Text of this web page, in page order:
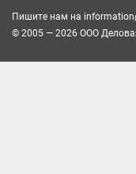
Пишите нам на
© 2005 — 2026 ООО